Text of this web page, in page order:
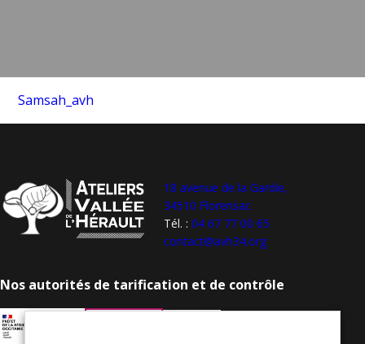
Samsah_avh
18 avenue de la Gardie,
34510 Florensac
Tél. :04 67 77 00 65
contact@avh34.org
Nos autorités de tarification et de contrôle